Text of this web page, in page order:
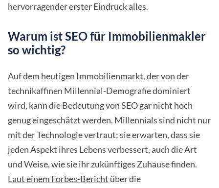
hervorragender erster Eindruck alles.
Warum ist SEO für Immobilienmakler
so wichtig?
Auf dem heutigen Immobilienmarkt, der von der
technikaffinen Millennial-Demografie dominiert
wird, kann die Bedeutung von SEO gar nicht hoch
genug eingeschätzt werden. Millennials sind nicht nur
mit der Technologie vertraut; sie erwarten, dass sie
jeden Aspekt ihres Lebens verbessert, auch die Art
und Weise, wie sie ihr zukünftiges Zuhause finden.
Laut einem Forbes-Bericht über die